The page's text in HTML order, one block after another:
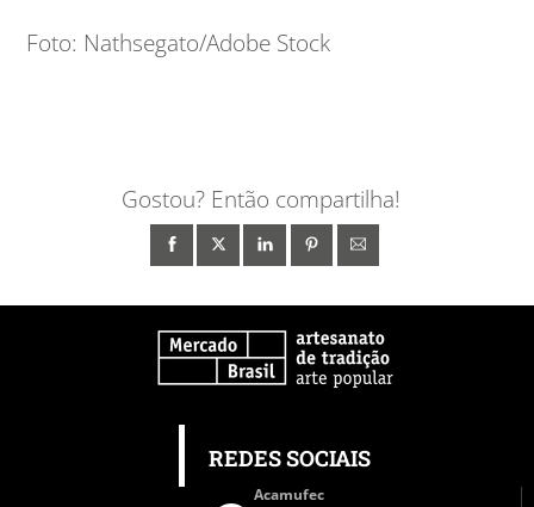
Foto: Nathsegato/Adobe Stock
Gostou? Então compartilha!
REDES SOCIAIS
Acamufec